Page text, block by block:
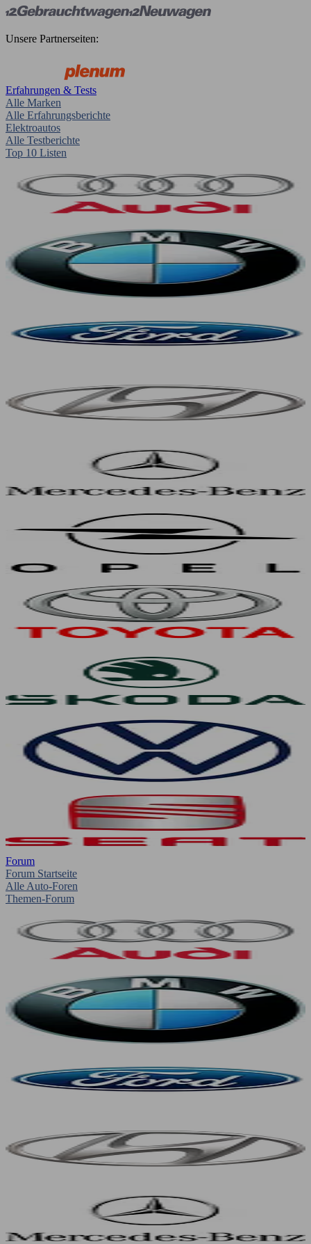
Unsere Partnerseiten:
Erfahrungen & Tests
Alle Marken
Alle Erfahrungsberichte
Elektroautos
Alle Testberichte
Top 10 Listen
Forum
Forum Startseite
Alle Auto-Foren
Themen-Forum